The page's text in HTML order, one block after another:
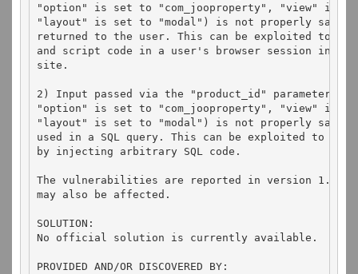
"option" is set to "com_jooproperty", "view" is
"layout" is set to "modal") is not properly
returned to the user. This can be exploited to
and script code in a user's browser session in
site.
2) Input passed via the "product_id" parameter to
"option" is set to "com_jooproperty", "view" is
"layout" is set to "modal") is not properly
used in a SQL query. This can be exploited to
by injecting arbitrary SQL code.
The vulnerabilities are reported in version
may also be affected.
SOLUTION:
No official solution is currently available.
PROVIDED AND/OR DISCOVERED BY: